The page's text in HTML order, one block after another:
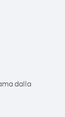
dalla